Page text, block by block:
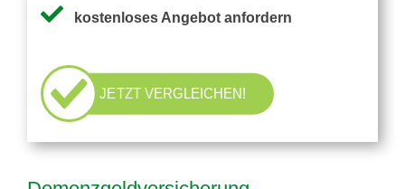
Pflegezusatzversicherung
Pflegezusatz – Vergleichsrechner
Vorerkrankung
Testsieger
kostenloses Angebot anfordern
JETZT VERGLEICHEN!